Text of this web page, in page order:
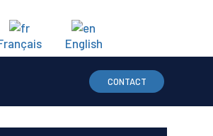
English
CONTACT